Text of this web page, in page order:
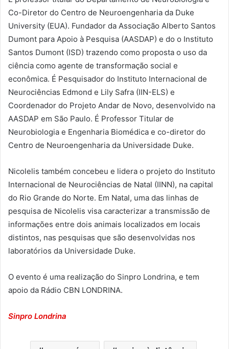
Co-Diretor do Centro de Neuroengenharia da Duke
University (EUA). Fundador da Associação Alberto Santos
Dumont para Apoio à Pesquisa (AASDAP) e do o Instituto
Santos Dumont (ISD) trazendo como proposta o uso da
ciência como agente de transformação social e
econômica. É Pesquisador do Instituto Internacional de
Neurociências Edmond e Lily Safra (IIN-ELS) e
Coordenador do Projeto Andar de Novo, desenvolvido na
AASDAP em São Paulo. É Professor Titular de
Neurobiologia e Engenharia Biomédica e co-diretor do
Centro de Neuroengenharia da Universidade Duke.
Nicolelis também concebeu e lidera o projeto do Instituto
Internacional de Neurociências de Natal (IINN), na capital
do Rio Grande do Norte. Em Natal, uma das linhas de
pesquisa de Nicolelis visa caracterizar a transmissão de
informações entre dois animais localizados em locais
distintos, nas pesquisas que são desenvolvidas nos
laboratórios da Universidade Duke.
O evento é uma realização do Sinpro Londrina, e tem
apoio da Rádio CBN LONDRINA.
Sinpro Londrina